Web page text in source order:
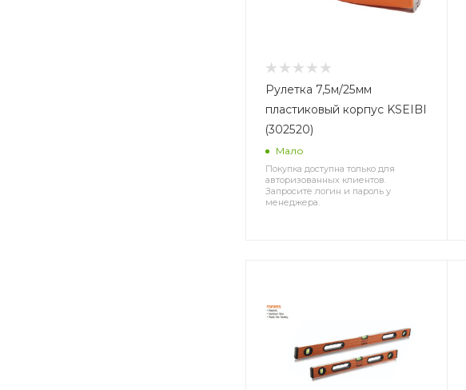
Рулетка 7,5м/25мм
пластиковый корпус KSEIBI
(302520)
Мало
Покупка доступна только для
авторизованных клиентов.
Запросите логин и пароль у
менеджера.